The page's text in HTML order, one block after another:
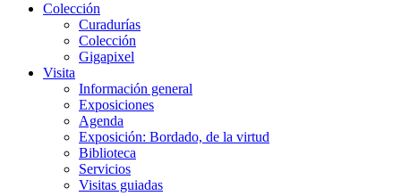
Colección
Curadurías
Colección
Gigapixel
Visita
Información general
Exposiciones
Agenda
Exposición: Bordado, de la virtud
Biblioteca
Servicios
Visitas guiadas